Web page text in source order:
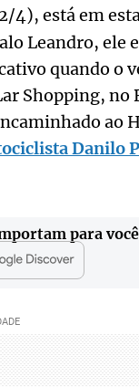
4), está em
Leandro, ele
quando o
Shopping, no
ao
Danilo
para